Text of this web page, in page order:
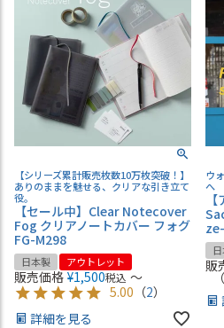
【シリーズ累計販売枚数10万枚突破！】
ありのままを魅せる、クリアな引き立て
役。
【セール中】Clear Notecover
Fog クリアノートカバー フォグ
FG-M298
日本製 アウトレット
販売価格 ¥1,500税込 〜
5.00 （2）
詳細を見る
ウ
へ
販
（